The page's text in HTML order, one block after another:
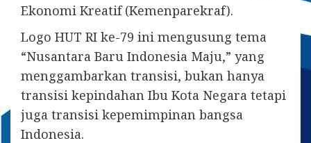
Ekonomi Kreatif (Kemenparekraf).
Logo HUT RI ke-79 ini mengusung tema
“Nusantara Baru Indonesia Maju,” yang
menggambarkan transisi, bukan hanya
transisi kepindahan Ibu Kota Negara tetapi
juga transisi kepemimpinan bangsa
Indonesia.